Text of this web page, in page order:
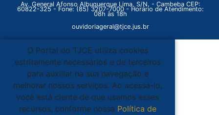
Av. General Afonso Albuquerque Lima, S/N. - Cambeba CEP:
60822-325 - Fone: (85) 3207-7000 - Horário de Atendimento:
08h às 18h
ouvidoriageral@tjce.jus.br
O Portal do TJCE utiliza cookies
estritamente necessários e de terceiros
para auxiliar na sua navegação e
melhorar nossos serviços. Ao acessá-lo,
você está ciente de que usamos esses
recursos, conforme nossa Política de